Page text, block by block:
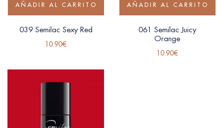
AÑADIR AL CARRITO
039 Semilac Sexy Red
10.90€
AÑADIR AL CARRITO
061 Semilac Juicy
Orange
10.90€